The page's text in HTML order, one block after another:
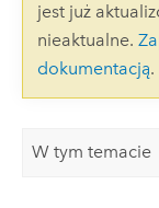
jest już
nieaktualne.
dokumentacją.
W tym temacie